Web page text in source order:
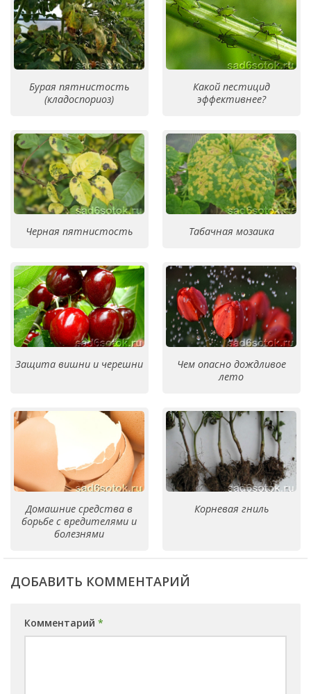
Бурая пятнистость
(кладоспориоз)
Какой пестицид
эффективнее?
Черная пятнистость Табачная мозаика
Защита вишни и черешни
Чем опасно дождливое
лето
Домашние средства в
борьбе с вредителями и
болезнями
Корневая гниль
ДОБАВИТЬ КОММЕНТАРИЙ
Комментарий *